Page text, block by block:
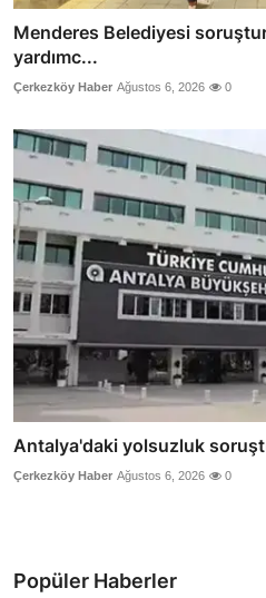
Menderes Belediyesi
yardımc...
Çerkezköy Haber Ağustos 6, 2026 0
Antalya'daki yolsuzluk
Çerkezköy Haber Ağustos 6, 2026 0
Popüler Haberler